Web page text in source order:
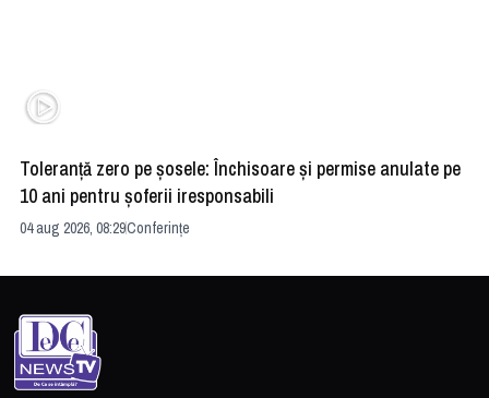
Toleranță zero pe șosele: Închisoare și permise anulate pe
10 ani pentru șoferii iresponsabili
04 aug 2026, 08:29Conferințe